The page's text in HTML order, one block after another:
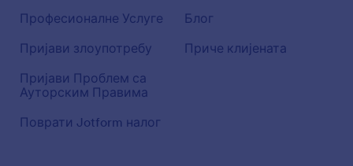
Професионалне Услуге
Пријави злоупотребу
Пријави Проблем са
Ауторским Правима
Поврати Jotform налог
Блог
Приче клијената